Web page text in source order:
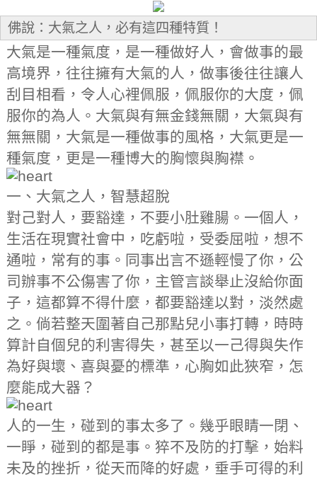
佛說：大氣之人，必有這四種特質！
大氣是一種氣度，是一種做好人，會做事的最
高境界，往往擁有大氣的人，做事後往往讓人
刮目相看，令人心裡佩服，佩服你的大度，佩
服你的為人。大氣與有無金錢無關，大氣與有
無無關，大氣是一種做事的風格，大氣更是一
種氣度，更是一種博大的胸懷與胸襟。
一、大氣之人，智慧超脫
對己對人，要豁達，不要小肚雞腸。一個人，
生活在現實社會中，吃虧啦，受委屈啦，想不
通啦，常有的事。同事出言不遜輕慢了你，公
司辦事不公傷害了你，主管言談舉止沒給你面
子，這都算不得什麼，都要豁達以對，淡然處
之。倘若整天圍著自己那點兒小事打轉，時時
算計自個兒的利害得失，甚至以一己得與失作
為好與壞、喜與憂的標準，心胸如此狹窄，怎
麼能成大器？
人的一生，碰到的事太多了。幾乎眼睛一閉、
一睜，碰到的都是事。猝不及防的打擊，始料
未及的挫折，從天而降的好處，垂手可得的利